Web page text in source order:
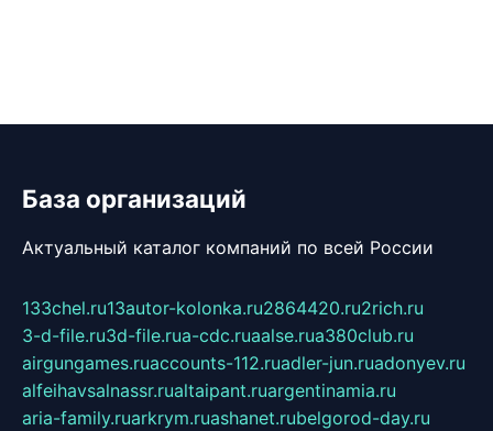
База организаций
Актуальный каталог компаний по всей России
133chel.ru13autor-kolonka.ru2864420.ru2rich.ru
3-d-file.ru3d-file.rua-cdc.ruaalse.rua380club.ru
airgungames.ruaccounts-112.ruadler-jun.ruadonyev.ru
alfeihavsalnassr.rualtaipant.ruargentinamia.ru
aria-family.ruarkrym.ruashanet.rubelgorod-day.ru